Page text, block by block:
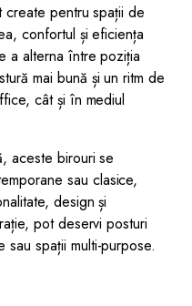
create pentru spații de
confortul și eficiența
a alterna între poziția
mai bună și un ritm de
cât și în mediul
aceste birouri se
sau clasice,
design și
pot deservi posturi
spații multi-purpose.